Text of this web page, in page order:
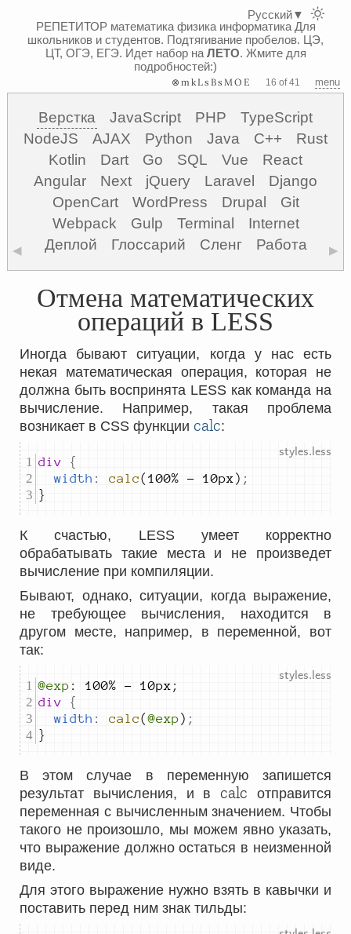
РЕПЕТИТОР математика физика информатикаДля
школьников и студентов. Подтягивание пробелов. ЦЭ,
ЦТ, ОГЭ, ЕГЭ. Идет набор на ЛЕТО. Жмите для
подробностей:)
⊗mkLsBsMOE 16 of 41 menu
Верстка JavaScript PHP
TypeScript
NodeJS
AJAX Python Java C++
Rust
Kotlin
Dart Go SQL Vue
React
Angular
Next jQuery Laravel
Django
OpenCart
WordPress Drupal
Git
Webpack
Gulp Terminal
Internet
Деплой
Глоссарий Сленг Работа
◀ ▶
Отмена математических
операций в LESS
Иногда бывают ситуации, когда у нас есть
некая математическая операция, которая не
должна быть воспринята LESS как команда на
вычисление. Например, такая проблема
возникает в CSS функции calc:
div {
width : calc(100% - 10px) ;
}
К счастью, LESS умеет корректно
обрабатывать такие места и не произведет
вычисление при компиляции.
Бывают, однако, ситуации, когда выражение,
не требующее вычисления, находится в
другом месте, например, в переменной, вот
так:
@exp
div {
width : calc(@exp) ;
}
В этом случае в переменную запишется
результат вычисления, и в calc отправится
переменная с вычисленным значением. Чтобы
такого не произошло, мы можем явно указать,
что выражение должно остаться в неизменной
виде.
Для этого выражение нужно взять в кавычки и
поставить перед ним знак тильды:
Русский▼